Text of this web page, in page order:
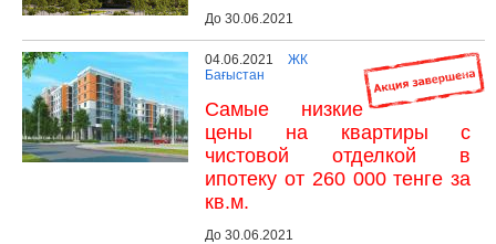
До 30.06.2021
04.06.2021
ЖК
Бағыстан
Самые низкие
цены на квартиры с
чистовой отделкой в
ипотеку от 260 000 тенге за
кв.м.
До 30.06.2021